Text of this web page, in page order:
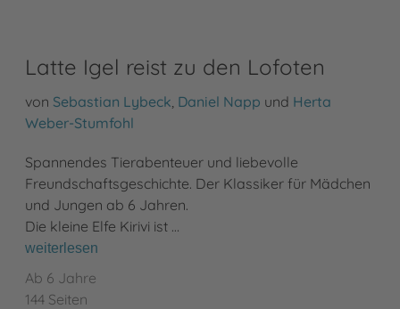
Latte Igel reist zu den Lofoten
von Sebastian Lybeck Daniel Napp und Herta
Weber-Stumfohl
Spannendes Tierabenteuer und liebevolle
Freundschaftsgeschichte. Der Klassiker für Mädchen
und Jungen ab 6 Jahren.
Die kleine Elfe Kirivi ist …
weiterlesen
Ab 6 Jahre
144 Seiten